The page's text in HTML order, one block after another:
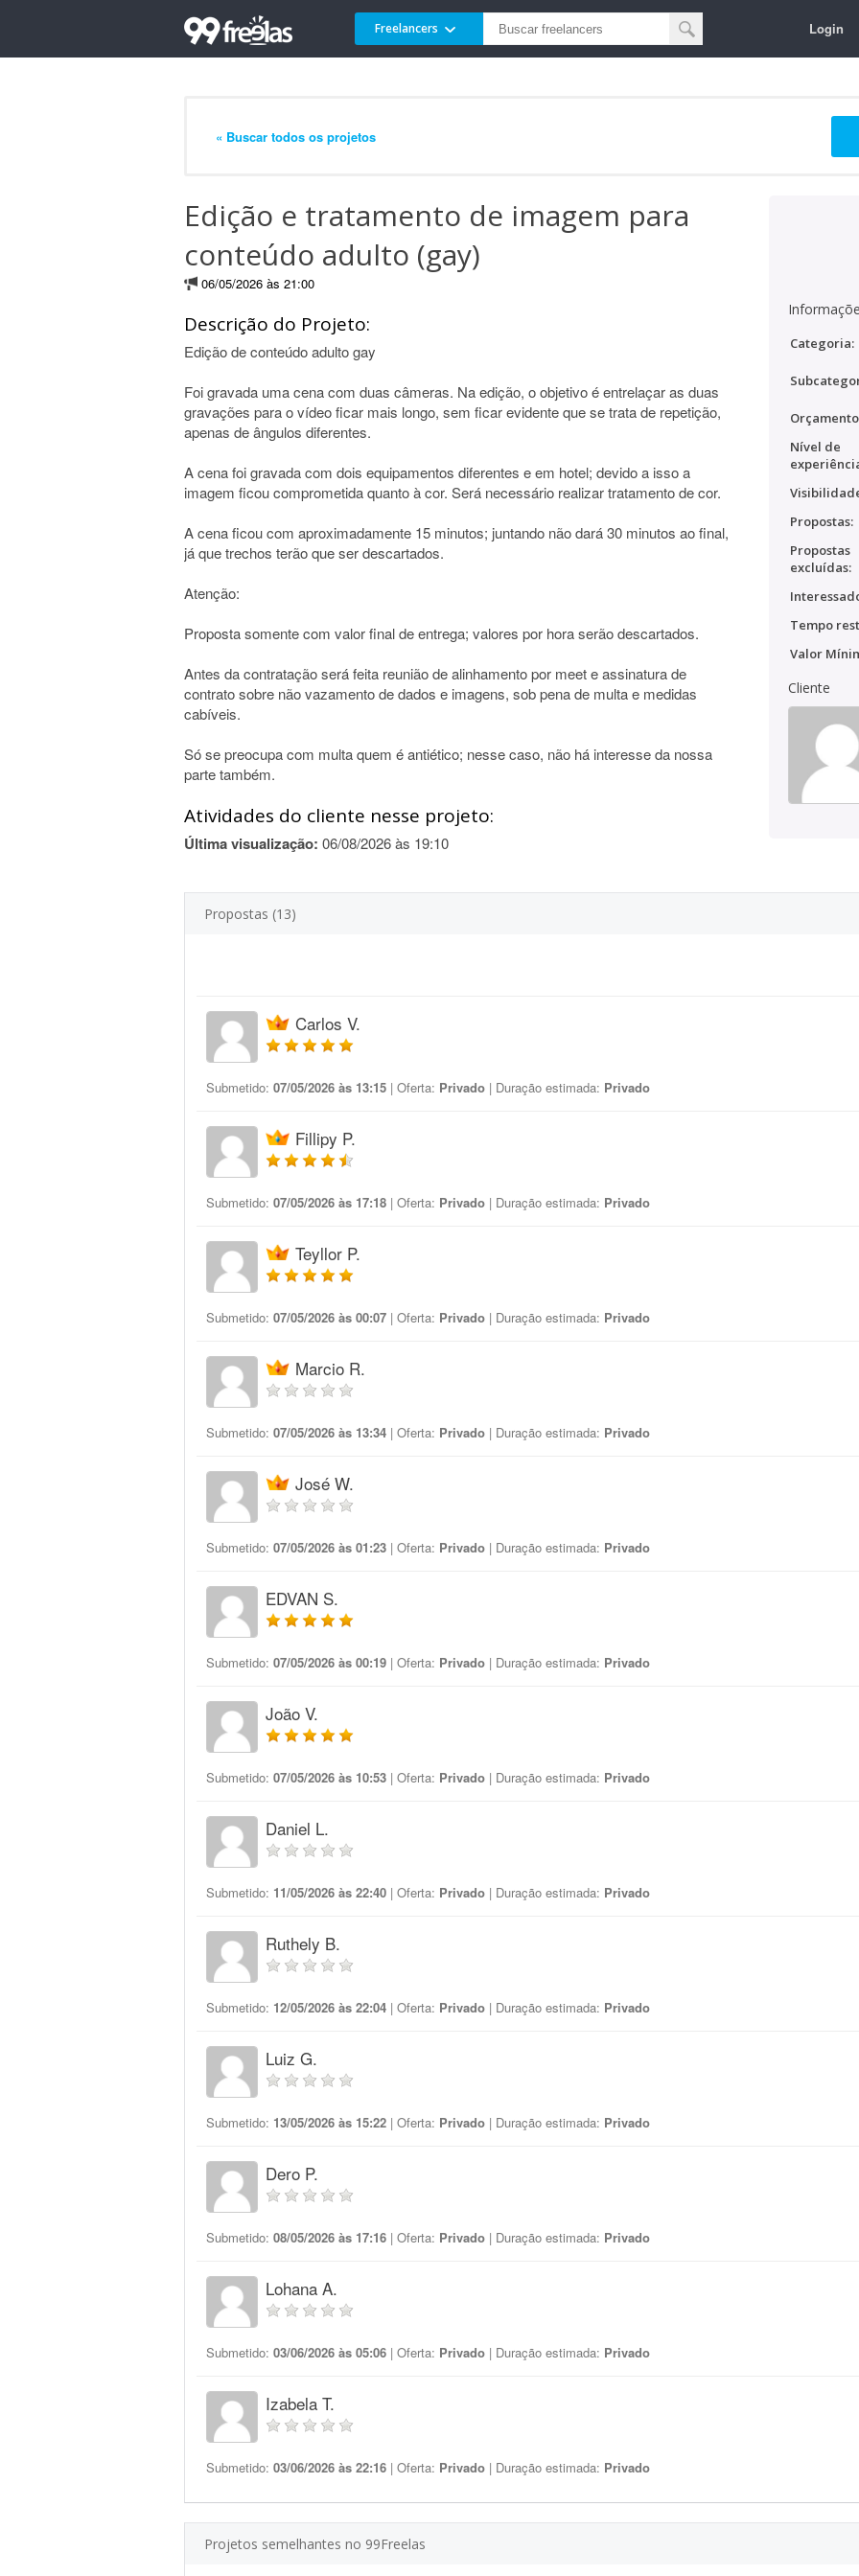
Freelancers Login
« Buscar todos os projetos
Edição e tratamento de imagem para
conteúdo adulto (gay)
06/05/2026 às 21:00
Descrição do Projeto:
Edição de conteúdo adulto gay
Foi gravada uma cena com duas câmeras. Na edição, o objetivo é entrelaçar as duas
gravações para o vídeo ficar mais longo, sem ficar evidente que se trata de repetição,
apenas de ângulos diferentes.
A cena foi gravada com dois equipamentos diferentes e em hotel; devido a isso a
imagem ficou comprometida quanto à cor. Será necessário realizar tratamento de cor.
A cena ficou com aproximadamente 15 minutos; juntando não dará 30 minutos ao final,
já que trechos terão que ser descartados.
Atenção:
Proposta somente com valor final de entrega; valores por hora serão descartados.
Antes da contratação será feita reunião de alinhamento por meet e assinatura de
contrato sobre não vazamento de dados e imagens, sob pena de multa e medidas
cabíveis.
Só se preocupa com multa quem é antiético; nesse caso, não há interesse da nossa
parte também.
Atividades do cliente nesse projeto:
Última visualização: 06/08/2026 às 19:10
Categoria:
Nível de
Propostas:
Propostas
excluídas:
Tempo
Valor
Cliente
Propostas (13)
Carlos V.
Submetido: 07/05/2026 às 13:15 | Oferta: Privado | Duração estimada: Privado
Fillipy P.
Submetido: 07/05/2026 às 17:18 | Oferta: Privado | Duração estimada: Privado
Teyllor P.
Submetido: 07/05/2026 às 00:07 | Oferta: Privado | Duração estimada: Privado
Marcio R.
Submetido: 07/05/2026 às 13:34 | Oferta: Privado | Duração estimada: Privado
José W.
Submetido: 07/05/2026 às 01:23 | Oferta: Privado | Duração estimada: Privado
EDVAN S.
Submetido: 07/05/2026 às 00:19 | Oferta: Privado | Duração estimada: Privado
João V.
Submetido: 07/05/2026 às 10:53 | Oferta: Privado | Duração estimada: Privado
Daniel L.
Submetido: 11/05/2026 às 22:40 | Oferta: Privado | Duração estimada: Privado
Ruthely B.
Submetido: 12/05/2026 às 22:04 | Oferta: Privado | Duração estimada: Privado
Luiz G.
Submetido: 13/05/2026 às 15:22 | Oferta: Privado | Duração estimada: Privado
Dero P.
Submetido: 08/05/2026 às 17:16 | Oferta: Privado | Duração estimada: Privado
Lohana A.
Submetido: 03/06/2026 às 05:06 | Oferta: Privado | Duração estimada: Privado
Izabela T.
Submetido: 03/06/2026 às 22:16 | Oferta: Privado | Duração estimada: Privado
Projetos semelhantes no 99Freelas